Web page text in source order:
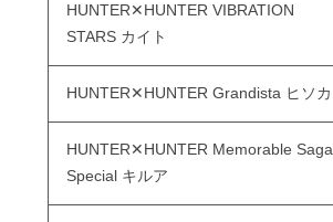
HUNTER✕HUNTER VIBRATION
STARS カイト
HUNTER✕HUNTER Grandista ヒソカ
HUNTER✕HUNTER Memorable Saga
Special キルア